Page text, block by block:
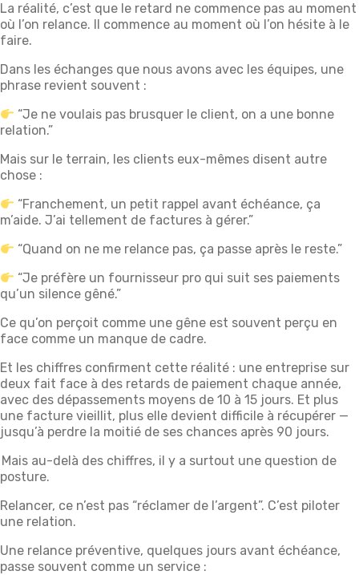
La réalité, c’est que le retard ne commence pas au moment
où l’on relance. Il commence au moment où l’on hésite à le
faire.
Dans les échanges que nous avons avec les équipes, une
phrase revient souvent :
“Je ne voulais pas brusquer le client, on a une bonne
relation.”
Mais sur le terrain, les clients eux-mêmes disent autre
chose :
“Franchement, un petit rappel avant échéance, ça
m’aide. J’ai tellement de factures à gérer.”
“Quand on ne me relance pas, ça passe après le reste.”
“Je préfère un fournisseur pro qui suit ses paiements
qu’un silence gêné.”
Ce qu’on perçoit comme une gêne est souvent perçu en
face comme un manque de cadre.
Et les chiffres confirment cette réalité : une entreprise sur
deux fait face à des retards de paiement chaque année,
avec des dépassements moyens de 10 à 15 jours. Et plus
une facture vieillit, plus elle devient difficile à récupérer —
jusqu’à perdre la moitié de ses chances après 90 jours.
Mais au-delà des chiffres, il y a surtout une question de
posture.
Relancer, ce n’est pas “réclamer de l’argent”. C’est piloter
une relation.
Une relance préventive, quelques jours avant échéance,
passe souvent comme un service :